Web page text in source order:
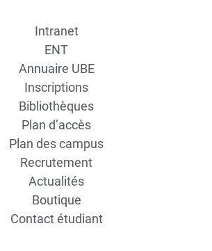
Intranet
ENT
Annuaire UBE
Inscriptions
Bibliothèques
Plan d’accès
Plan des campus
Recrutement
Actualités
Boutique
Contact étudiant